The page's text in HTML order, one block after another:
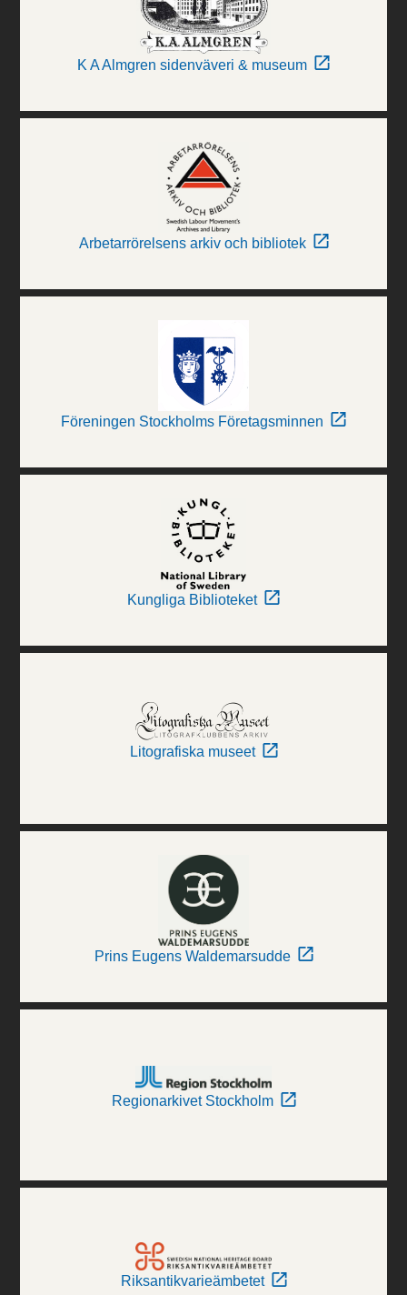
K A Almgren sidenväveri & museum
Arbetarrörelsens arkiv och bibliotek
Föreningen Stockholms Företagsminnen
Kungliga Biblioteket
Litografiska museet
Prins Eugens Waldemarsudde
Regionarkivet Stockholm
Riksantikvarieämbetet